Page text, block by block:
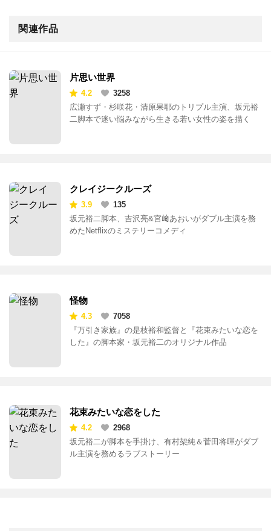
関連作品
片思い世界
4.2
3258
広瀬すず・杉咲花・清原果耶のトリプル主演、坂元裕
二脚本で迷い悩みながら生きる若い女性の姿を描く
クレイジークルーズ
3.9
135
坂元裕二脚本、吉沢亮&宮﨑あおいがダブル主演を務
めたNetflixのミステリーコメディ
怪物
4.3
7058
『万引き家族』の是枝裕和監督と『花束みたいな恋を
した』の脚本家・坂元裕二のオリジナル作品
花束みたいな恋をした
4.2
2968
坂元裕二が脚本を手掛け、有村架純＆菅田将暉がダブ
ル主演を務めるラブストーリー